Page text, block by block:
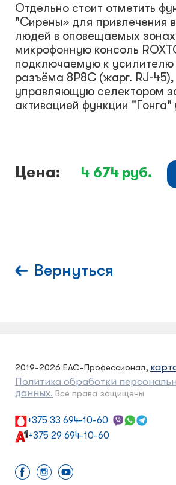
Отдельно стоит отметить
"Сирены» для привлечения
людей в оповещаемых
микрофонную консоль
подключаемую к
разъёма 8P8C (жарг. RJ-45),
управляющую селектором
активацией функции
Цена: 4 674 руб.
Вернуться
2019-2026 ЕАС-Профессионал,
Политика обработки
данных. Все права защищены
+375 33 694-10-60
+375 29 694-10-60